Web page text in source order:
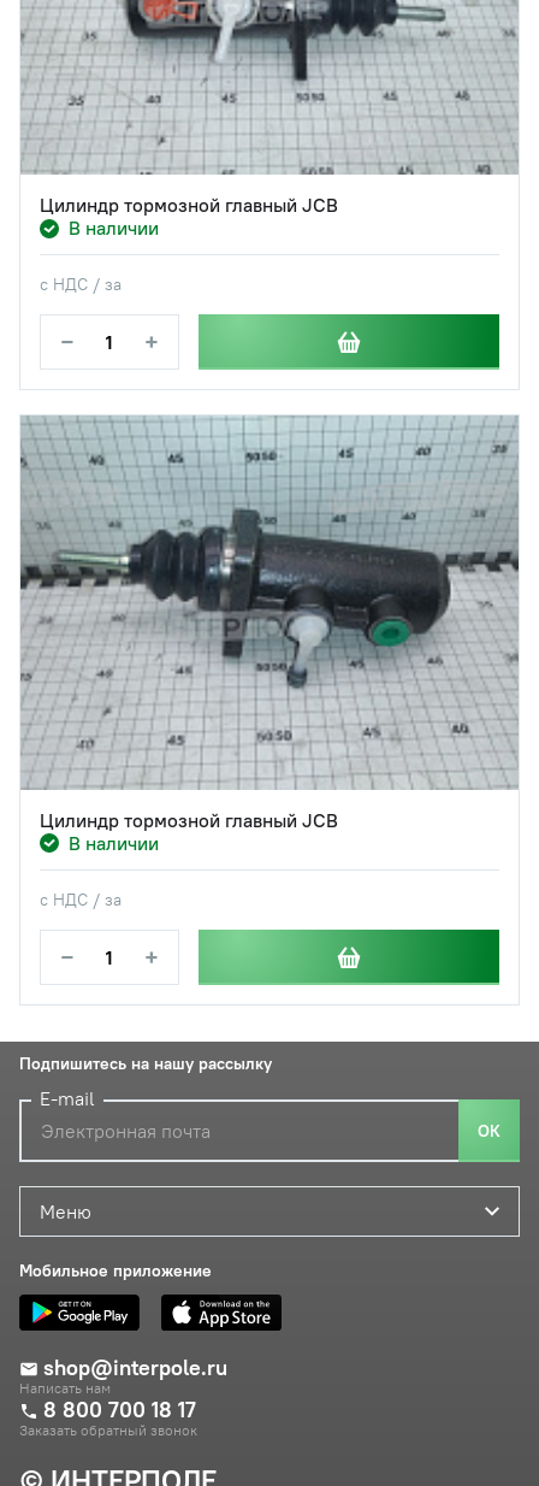
Цилиндр тормозной главный JCB
В наличии
с НДС / за
− +
Цилиндр тормозной главный JCB
В наличии
с НДС / за
− +
Меню
Мобильное приложение
shop@interpole.ru
Написать нам
8 800 700 18 17
Заказать обратный звонок
Подпишитесь на нашу рассылку
E-mail
ОК